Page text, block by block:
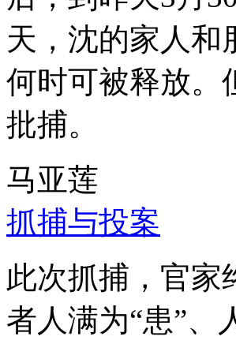
天，沈的家人和
何时可被释放。
批捕。
马亚莲
抓捕与投案
此次抓捕，官家
者人满为“患”、